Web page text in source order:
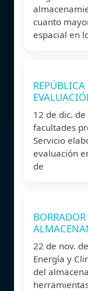
cuanto
espacial en
12 de dic.
facultades
Servicio
evaluación
de
22 de nov.
Energía y
del